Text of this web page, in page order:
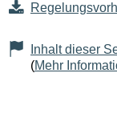
Inhalt dieser
(Mehr